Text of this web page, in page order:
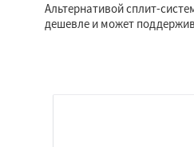
Альтернативой сплит-
дешевле и может